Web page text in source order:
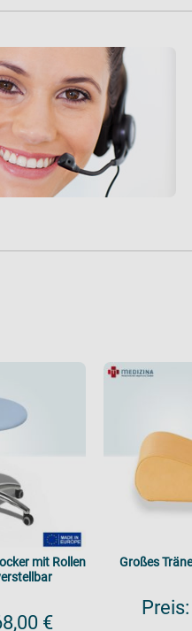
mit Rollen
€
Großes
Preis: